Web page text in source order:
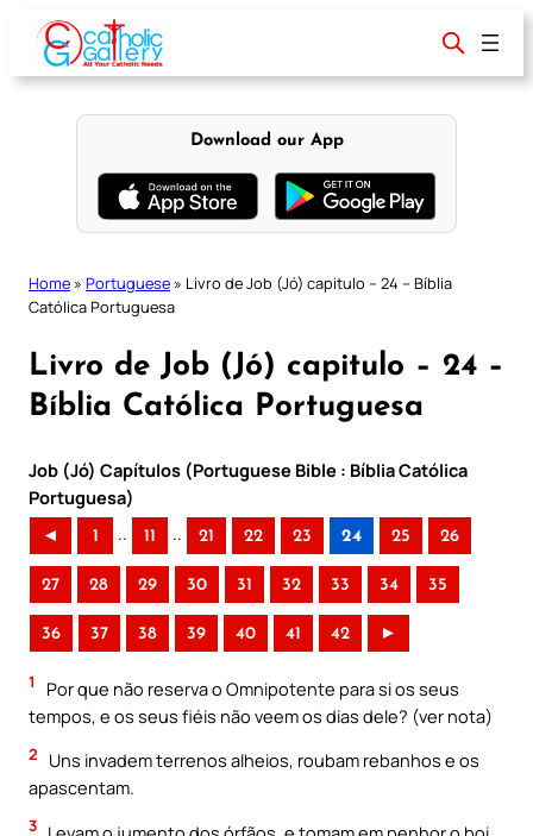
content
Download our App
Home » Portuguese » Livro de Job (Jó) capitulo – 24 – Bíblia
Católica Portuguesa
Livro de Job (Jó) capitulo – 24 –
Bíblia Católica Portuguesa
Job (Jó) Capítulos (Portuguese Bible : Bíblia Católica
Portuguesa)
◄ 1 .. 11 .. 21 22 23 24 25 26
27 28 29 30 31 32 33 34 35
36 37 38 39 40 41 42 ►
1
Por que não reserva o Omnipotente para si os seus
tempos, e os seus fiéis não veem os dias dele? (ver nota)
2
Uns invadem terrenos alheios, roubam rebanhos e os
apascentam.
3